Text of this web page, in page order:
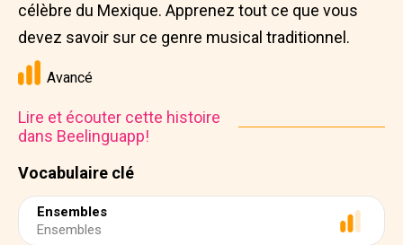
Vocabulaire clé
Ensembles
Ensembles
célèbre du Mexique. Apprenez tout ce que vous
devez savoir sur ce genre musical traditionnel.
Avancé
Lire et écouter cette histoire
dans Beelinguapp!